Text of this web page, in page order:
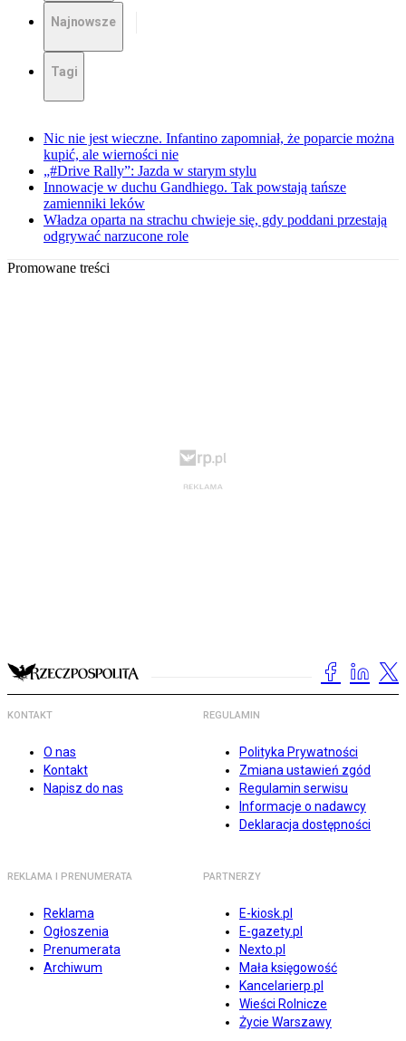
Najnowsze
Tagi
Nic nie jest wieczne. Infantino zapomniał, że poparcie można
kupić, ale wierności nie
„#Drive Rally”: Jazda w starym stylu
Innowacje w duchu Gandhiego. Tak powstają tańsze
zamienniki leków
Władza oparta na strachu chwieje się, gdy poddani przestają
odgrywać narzucone role
Promowane treści
KONTAKT
O nas
Kontakt
Napisz do nas
REGULAMIN
Polityka Prywatności
Zmiana ustawień zgód
Regulamin serwisu
Informacje o nadawcy
Deklaracja dostępności
REKLAMA I PRENUMERATA
Reklama
Ogłoszenia
Prenumerata
Archiwum
PARTNERZY
E-kiosk.pl
E-gazety.pl
Nexto.pl
Mała księgowość
Kancelarierp.pl
Wieści Rolnicze
Życie Warszawy